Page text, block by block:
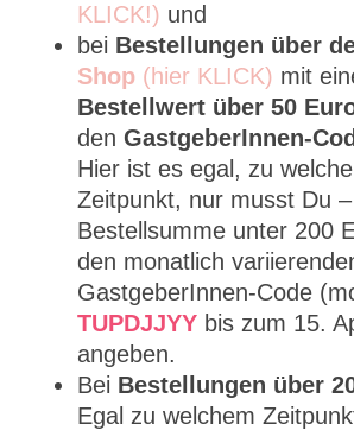
KLICK!) und
bei Bestellungen über
Shop (hier KLICK) mit
Bestellwert über 50
den GastgeberInnen-
Hier ist es egal, zu
Zeitpunkt, nur musst Du
Bestellsumme unter 200
den monatlich
GastgeberInnen-Code
TUPDJJYYbis zum 15.
angeben.
Bei Bestellungen über
Egal zu welchem